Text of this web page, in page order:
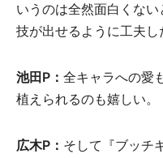
いうのは全然面白くな
技が出せるように工夫し
池田P： 全キャラへの愛
植えられるのも嬉しい。
広木P： そして『ブッチ